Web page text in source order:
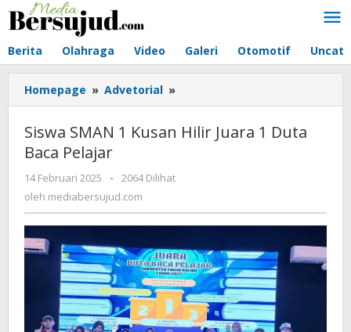
Lewati
Berita Olahraga Video Galeri Otomotif
Homepage » Advetorial »
SMAN
Kusan
Siswa SMAN 1 Kusan Hilir Juara 1 Duta
Baca Pelajar
14 Februari 2025
oleh
mediabersujud.com
-
2064 Dilihat
oleh mediabersujud.com